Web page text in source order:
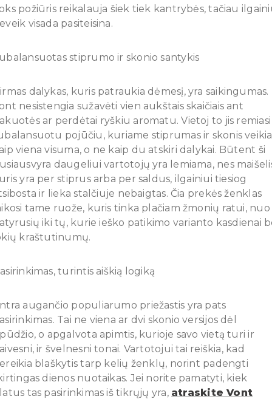
požiūris reikalauja šiek tiek kantrybės, tačiau
visada pasiteisina.
stiprumo ir skonio santykis
dalykas, kuris patraukia dėmesį, yra saikingumas.
nesistengia sužavėti vien aukštais skaičiais ant
ar perdėtai ryškiu aromatu. Vietoj to jis remiasi
pojūčiu, kuriame stiprumas ir skonis veikia
viena visuma, o ne kaip du atskiri dalykai. Būtent ši
daugeliui vartotojų yra lemiama, nes
yra per stiprus arba per saldus, ilgainiui tiesiog
ir lieka stalčiuje nebaigtas. Čia prekės ženklas
tame ruože, kuris tinka plačiam žmonių ratui, nuo
iki tų, kurie ieško patikimo varianto kasdienai
kraštutinumų.
turintis aiškią logiką
augančio populiarumo priežastis yra pats
Tai ne viena ar dvi skonio versijos dėl
o apgalvota apimtis, kurioje savo vietą turi ir
ir švelnesni tonai. Vartotojui tai reiškia, kad
blaškytis tarp kelių ženklų, norint padengti
dienos nuotaikas. Jei norite pamatyti, kiek
tas pasirinkimas iš tikrųjų yra, atraskite Vont